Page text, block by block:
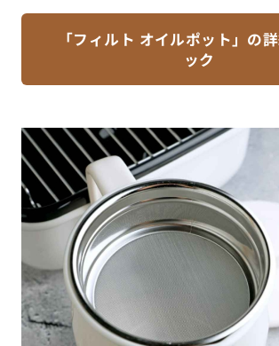
「フィルト オイルポット」の
ック